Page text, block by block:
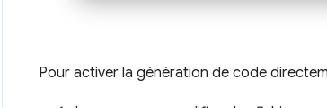
Pour activer la génération de code